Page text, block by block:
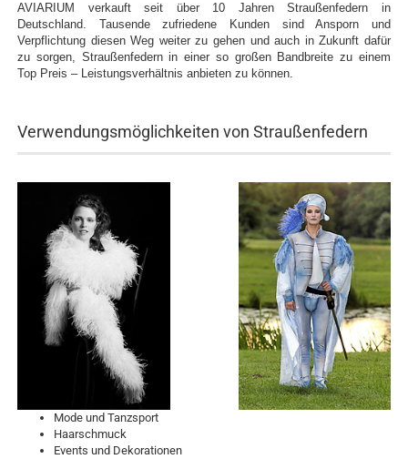
AVIARIUM verkauft seit über 10 Jahren Straußenfedern in
Deutschland. Tausende zufriedene Kunden sind Ansporn und
Verpflichtung diesen Weg weiter zu gehen und auch in Zukunft dafür
zu sorgen, Straußenfedern in einer so großen Bandbreite zu einem
Top Preis – Leistungsverhältnis anbieten zu können.
Verwendungsmöglichkeiten von Straußenfedern
Mode und Tanzsport
Haarschmuck
Events und Dekorationen